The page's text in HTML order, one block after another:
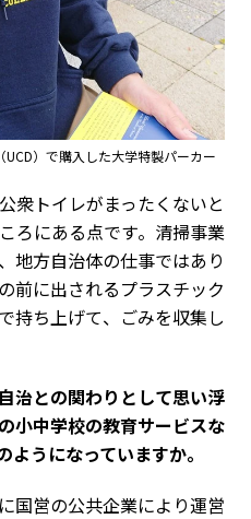
）で購入した大学特製パーカー
衆トイレがまったくないと
ろにある点です。清掃事業
地方自治体の仕事ではあり
前に出されるプラスチック
持ち上げて、ごみを収集し
治との関わりとして思い浮
小中学校の教育サービスな
うになっていますか。
国営の公共企業により運営